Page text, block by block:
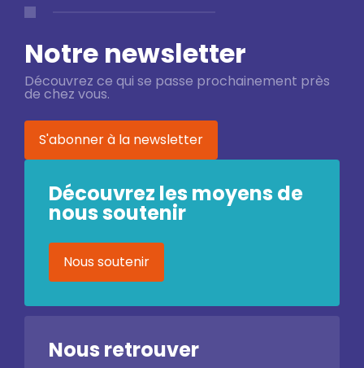
Notre newsletter
Découvrez ce qui se passe prochainement près
de chez vous.
S'abonner à la newsletter
Découvrez les moyens de
nous soutenir
Nous soutenir
Nous retrouver